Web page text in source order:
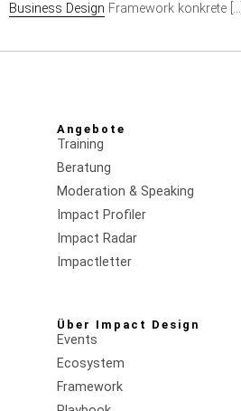
Business Design Framework konkrete […]
Angebote
Training
Beratung
Moderation & Speaking
Impact Profiler
Impact Radar
Impactletter
Über Impact Design
Events
Ecosystem
Framework